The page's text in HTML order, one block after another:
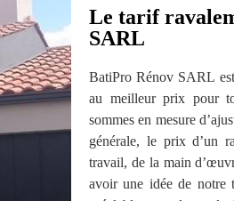
Le tarif
SARL
BatiPro Rénov SARL
au meilleur prix pour
sommes en mesure
générale, le prix d’un
travail, de la main
avoir une idée de notre